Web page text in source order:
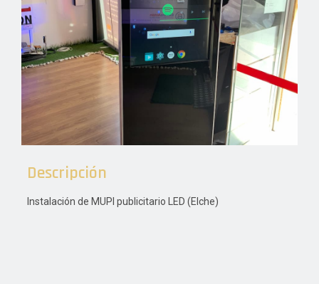
Descripción
Instalación de MUPI publicitario LED (Elche)